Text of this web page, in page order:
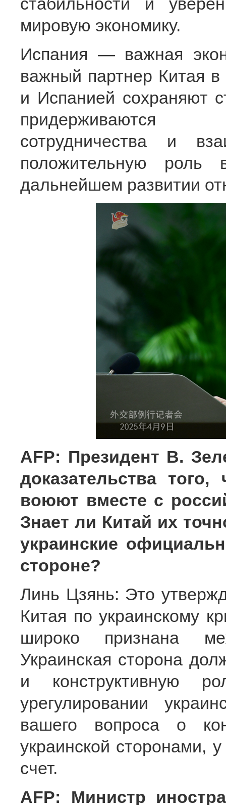
мировую экономику.
Испания — важная
важный партнер Китая
и Испанией сохраняют
придерживаются
сотрудничества и
положительную роль
дальнейшем развитии
AFP: Президент В.
доказательства
воюют вместе с
Знает ли Китай их
украинские
стороне?
Линь Цзянь: Это
Китая по украинскому
широко признана
Украинская сторона
и конструктивную
урегулировании
вашего вопроса о
украинской сторонами,
счет.
AFP: Министр